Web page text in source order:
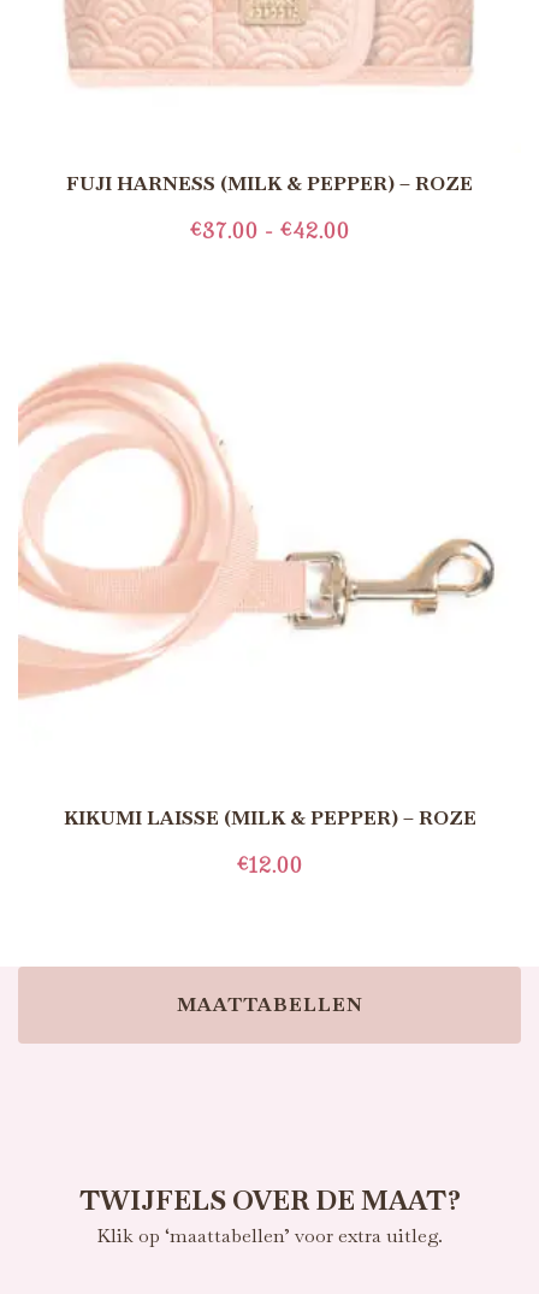
FUJI HARNESS (MILK & PEPPER) – ROZE
€37.00 - €42.00
KIKUMI LAISSE (MILK & PEPPER) – ROZE
€12.00
MAATTABELLEN
TWIJFELS OVER DE MAAT?
Klik op ‘maattabellen’ voor extra uitleg.